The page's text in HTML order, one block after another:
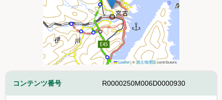
Leaflet|©国土地理院contributors
コンテンツ番号 R0000250M006D0000930